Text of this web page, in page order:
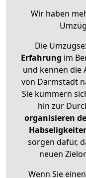
Wir haben
Die
Erfahrung im
und kennen die
von Darmstadt
Sie kümmern
hin zur
organisieren
sorgen dafür,
neuen
Wenn Sie